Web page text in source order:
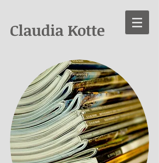
Claudia Kotte